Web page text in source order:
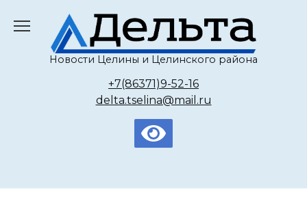
содержанию
Новости Целины и Целинского района
+7(86371)9-52-16
delta.tselina@mail.ru